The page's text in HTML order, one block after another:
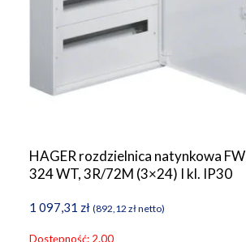
HAGER rozdzielnica natynkowa FW
324 WT, 3R/72M (3×24) I kl. IP30
1 097,31 zł (892,12 złnetto)
Dostępność: 2.00